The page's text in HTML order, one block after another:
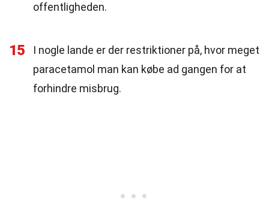
offentligheden.
15
I nogle lande er der restriktioner på, hvor meget
paracetamol man kan købe ad gangen for at
forhindre misbrug.